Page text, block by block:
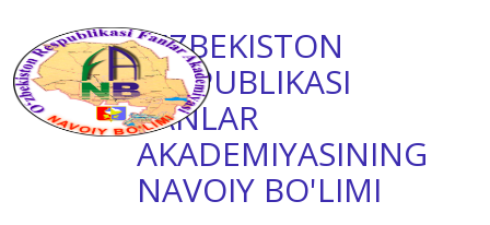
O'ZBEKISTON
RESPUBLIKASI
FANLAR
AKADEMIYASINING
NAVOIY BO'LIMI